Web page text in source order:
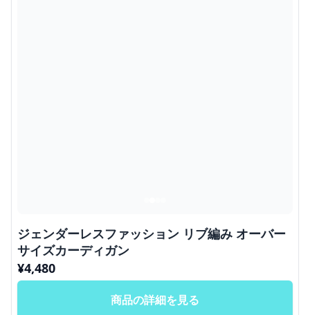
ジェンダーレスファッション リブ編み オーバー
サイズカーディガン
¥4,480
商品の詳細を見る